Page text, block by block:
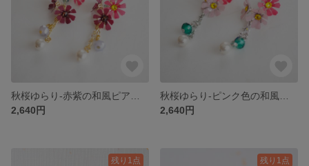
2,640円
2,640円
残り1点 残り1点